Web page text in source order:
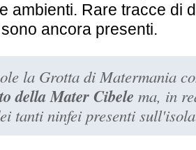
ambienti. Rare tracce di
ancora presenti.
la Grotta di Matermania
della Mater Cibele ma, in
tanti ninfei presenti